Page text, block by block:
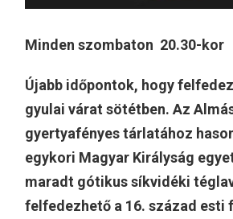
Minden szombaton 20.30-kor
Újabb időpontok, hogy
gyulai várat sötétben. Az
gyertyafényes tárlatához
egykori Magyar Királyság
maradt gótikus síkvidéki
felfedezhető a 16. század esti